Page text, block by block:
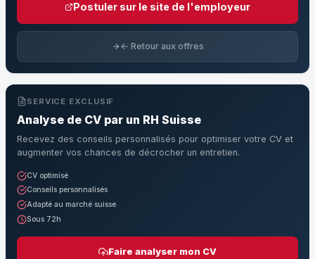
Postuler sur le site de l'employeur
← Retour aux offres
SERVICE EXCLUSIF
Analyse de CV par un RH Suisse
Recevez des conseils personnalisés pour optimiser votre CV et
augmenter vos chances de décrocher un entretien.
CV optimisé
Conseils personnalisés
Adapté au marché suisse
Sous 72h
Faire analyser mon CV